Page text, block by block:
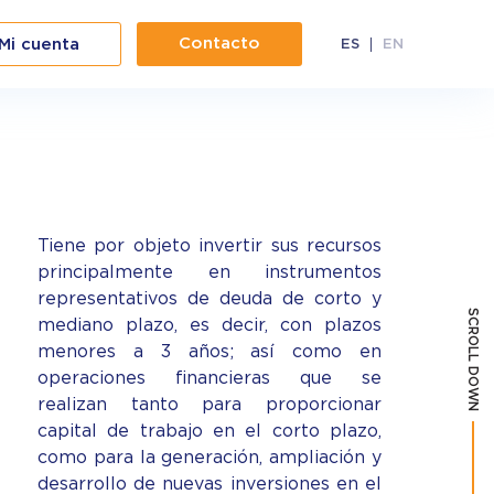
cuenta Contacto ES EN
Tiene por objeto invertir sus recursos
principalmente en instrumentos
representativos de deuda de corto y
mediano plazo, es decir, con plazos
menores a 3 años; así como en
operaciones financieras que se
realizan tanto para proporcionar
capital de trabajo en el corto plazo,
como para la generación, ampliación y
desarrollo de nuevas inversiones en el
SCROLL DOWN